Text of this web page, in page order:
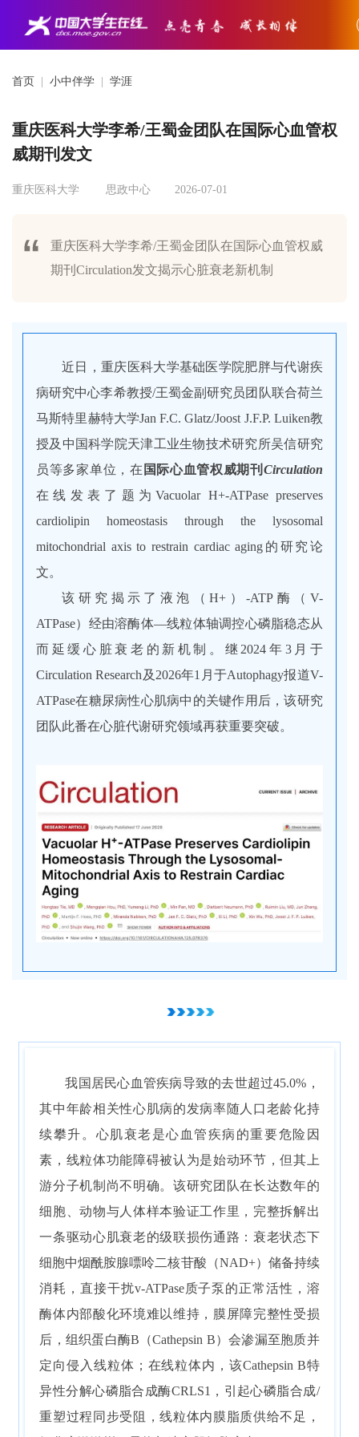
首页 小中伴学 学涯
重庆医科大学李希/王蜀金团队在国际心血管权
威期刊发文
重庆医科大学 思政中心 2026-07-01
重庆医科大学李希/王蜀金团队在国际心血管权威
期刊Circulation发文揭示心脏衰老新机制
近日，重庆医科大学基础医学院肥胖与代谢疾
病研究中心李希教授/王蜀金副研究员团队联合荷兰
马斯特里赫特大学Jan F.C. Glatz/Joost J.F.P. Luiken教
授及中国科学院天津工业生物技术研究所吴信研究
员等多家单位，在 国际心血管权威期刊 Circulation
在线发表了题为Vacuolar H+-ATPase preserves
cardiolipin homeostasis through the lysosomal
mitochondrial axis to restrain cardiac aging 的研究论
文。
该研究揭示了液泡（H+）-ATP酶（V-
ATPase）经由溶酶体—线粒体轴调控心磷脂稳态从
而延缓心脏衰老的新机制。继2024年3月于
Circulation Research 及2026年1月于Autophagy报道V-
ATPase在糖尿病性心肌病中的关键作用后，该研究
团队此番在心脏代谢研究领域再获重要突破。
我国居民心血管疾病导致的去世超过45.0%，
其中年龄相关性心肌病的发病率随人口老龄化持
续攀升。心肌衰老是心血管疾病的重要危险因
素，线粒体功能障碍被认为是始动环节，但其上
游分子机制尚不明确。该研究团队在长达数年的
细胞、动物与人体样本验证工作里，完整拆解出
一条驱动心肌衰老的级联损伤通路：衰老状态下
细胞中烟酰胺腺嘌呤二核苷酸（NAD+）储备持续
消耗，直接干扰v-ATPase质子泵的正常活性，溶
酶体内部酸化环境难以维持，膜屏障完整性受损
后，组织蛋白酶B（Cathepsin B）会渗漏至胞质并
定向侵入线粒体；在线粒体内，该Cathepsin B特
异性分解心磷脂合成酶CRLS1，引起心磷脂合成/
重塑过程同步受阻，线粒体内膜脂质供给不足，